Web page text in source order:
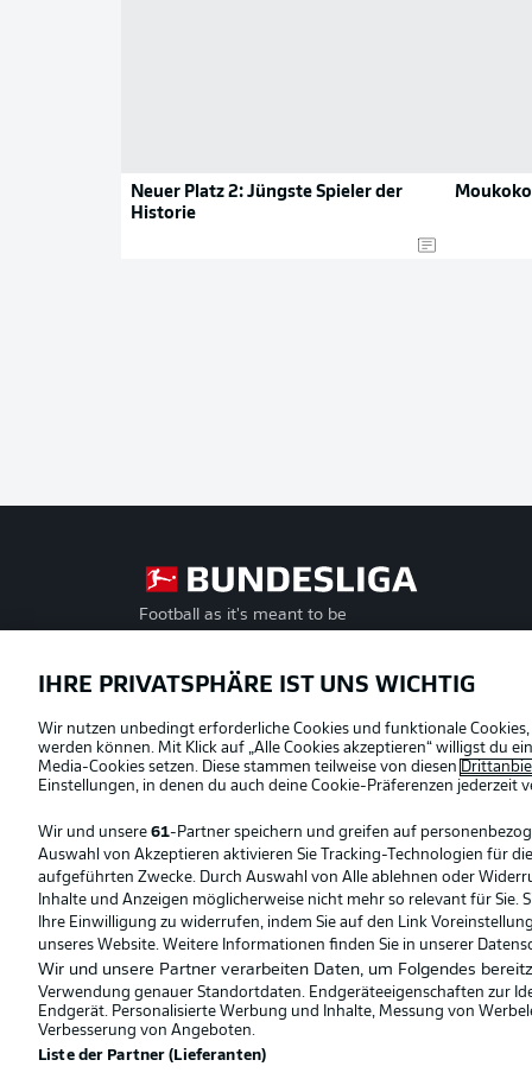
Neuer Platz 2: Jüngste Spieler der
Historie
Football as it's meant to be
Offizielle Partner
© 2026 Bundesliga-Gruppe GmbH
IHRE PRIVATSPHÄRE IST UNS WICHTIG
Wir nutzen unbedingt erforderliche Cookies und funktionale
werden können. Mit Klick auf „Alle Cookies akzeptieren“ willigst du
Media-Cookies setzen. Diese stammen teilweise von diesen
Einstellungen, in denen du auch deine Cookie-Präferenzen jederzeit
Wir und unsere 61-Partner speichern und greifen auf
Auswahl von Akzeptieren aktivieren Sie Tracking-Technologien für
aufgeführten Zwecke. Durch Auswahl von Alle ablehnen oder
Inhalte und Anzeigen möglicherweise nicht mehr so relevant für
Ihre Einwilligung zu widerrufen, indem Sie auf den Link
unseres Website. Weitere Informationen finden Sie in unserer
Wir und unsere Partner verarbeiten Daten, um Folgendes
Verwendung genauer Standortdaten. Endgeräteeigenschaften zur
Endgerät. Personalisierte Werbung und Inhalte, Messung von
Verbesserung von Angeboten.
Liste der Partner (Lieferanten)